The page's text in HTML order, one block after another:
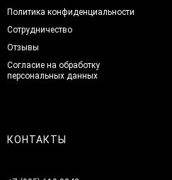
Политика конфиденциальности
Сотрудничество
Отзывы
Согласие на обработку
персональных данных
КОНТАКТЫ